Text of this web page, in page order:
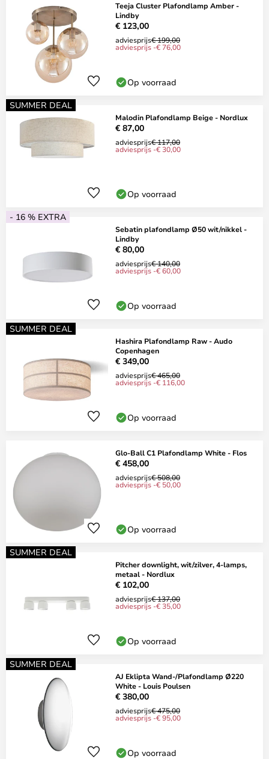
Teeja Cluster Plafondlamp Amber -
Lindby
€ 123,00
adviesprijs€ 199,00
adviesprijs -€ 76,00
Op voorraad
SUMMER DEAL
Malodin Plafondlamp Beige - Nordlux
€ 87,00
adviesprijs€ 117,00
adviesprijs -€ 30,00
Op voorraad
- 16 % EXTRA
Sebatin plafondlamp Ø50 wit/nikkel -
Lindby
€ 80,00
adviesprijs€ 140,00
adviesprijs -€ 60,00
Op voorraad
SUMMER DEAL
Hashira Plafondlamp Raw - Audo
Copenhagen
€ 349,00
adviesprijs€ 465,00
adviesprijs -€ 116,00
Op voorraad
Glo-Ball C1 Plafondlamp White - Flos
€ 458,00
adviesprijs€ 508,00
adviesprijs -€ 50,00
Op voorraad
SUMMER DEAL
Pitcher downlight, wit/zilver, 4-lamps,
metaal - Nordlux
€ 102,00
adviesprijs€ 137,00
adviesprijs -€ 35,00
Op voorraad
SUMMER DEAL
AJ Eklipta Wand-/Plafondlamp Ø220
White - Louis Poulsen
€ 380,00
adviesprijs€ 475,00
adviesprijs -€ 95,00
Op voorraad